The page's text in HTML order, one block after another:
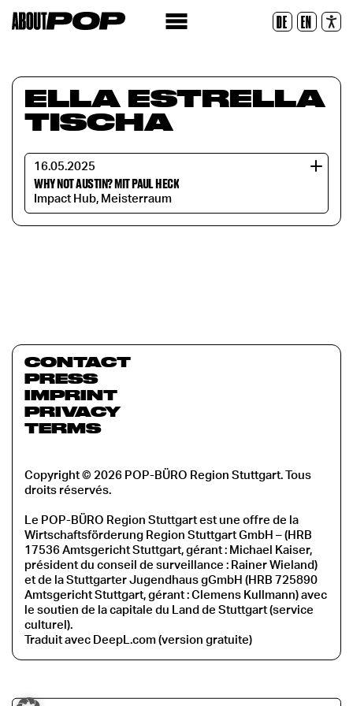
DE EN
Réinitialiser
ELLA ESTRELLA
TISCHA
16.05.2025
WHY NOT AUSTIN? MIT PAUL HECK
Impact Hub, Meisterraum
CONTACT
PRESS
IMPRINT
PRIVACY
TERMS
Copyright © 2026 POP-BÜRO Region Stuttgart. Tous
droits réservés.
Le POP-BÜRO Region Stuttgart est une offre de la
Wirtschaftsförderung Region Stuttgart GmbH – (HRB
17536 Amtsgericht Stuttgart, gérant : Michael Kaiser,
président du conseil de surveillance : Rainer Wieland)
et de la Stuttgarter Jugendhaus gGmbH (HRB 725890
Amtsgericht Stuttgart, gérant : Clemens Kullmann) avec
le soutien de la capitale du Land de Stuttgart (service
culturel).
Traduit avec DeepL.com (version gratuite)